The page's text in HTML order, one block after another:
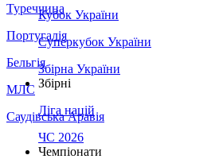
Туреччина
Португалія
Бельгія
МЛС
Саудівська Аравія
Кубок України
Суперкубок України
Збірна України
Збірні
Ліга націй
ЧС 2026
Чемпіонати